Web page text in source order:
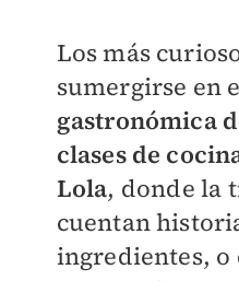
Los más
sumergirse en
gastronómica
clases de
Lola, donde la
cuentan
ingredientes, o